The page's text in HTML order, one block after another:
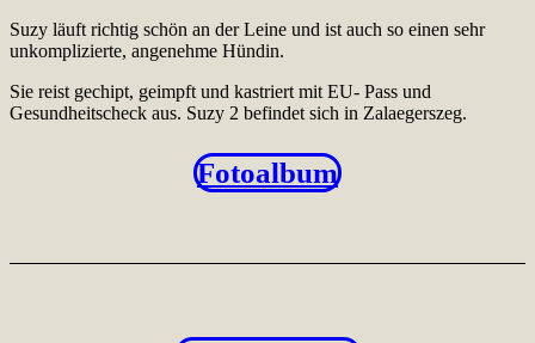
Suzy läuft richtig schön an der Leine und ist auch so einen sehr
unkomplizierte, angenehme Hündin.
Sie reist gechipt, geimpft und kastriert mit EU- Pass und
Gesundheitscheck aus. Suzy 2 befindet sich in Zalaegerszeg.
Fotoalbum